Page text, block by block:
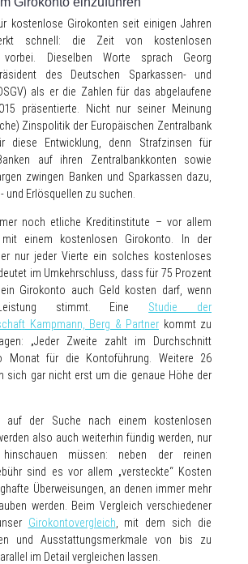
kostenlose Girokonten seit einigen Jahren
schnell: die Zeit von kostenlosen
Dieselben Worte sprach Georg
des Deutschen Sparkassen- und
als er die Zahlen für das abgelaufene
präsentierte. Nicht nur seiner Meinung
Zinspolitik der Europäischen Zentralbank
diese Entwicklung, denn Strafzinsen für
auf ihren Zentralbankkonten sowie
zwingen Banken und Sparkassen dazu,
und Erlösquellen zu suchen.
noch etliche Kreditinstitute – vor allem
mit einem kostenlosen Girokonto. In der
nur jeder Vierte ein solches kostenloses
im Umkehrschluss, dass für 75 Prozent
Girokonto auch Geld kosten darf, wenn
stimmt. Eine Studie der
Kampmann, Berg & Partner kommt zu
„Jeder Zweite zahlt im Durchschnitt
Monat für die Kontoführung. Weitere 26
sich gar nicht erst um die genaue Höhe der
auf der Suche nach einem kostenlosen
also auch weiterhin fündig werden, nur
müssen: neben der reinen
sind es vor allem „versteckte“ Kosten
Überweisungen, an denen immer mehr
werden. Beim Vergleich verschiedener
Girokontovergleich , mit dem sich die
und Ausstattungsmerkmale von bis zu
im Detail vergleichen lassen.